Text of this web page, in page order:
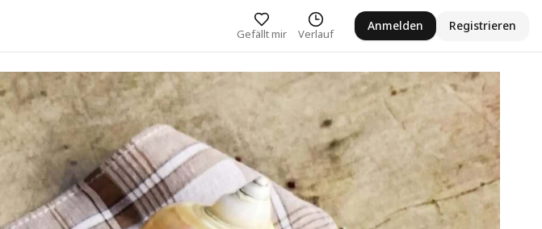
Gefällt mir Verlauf
Anmelden Registrieren